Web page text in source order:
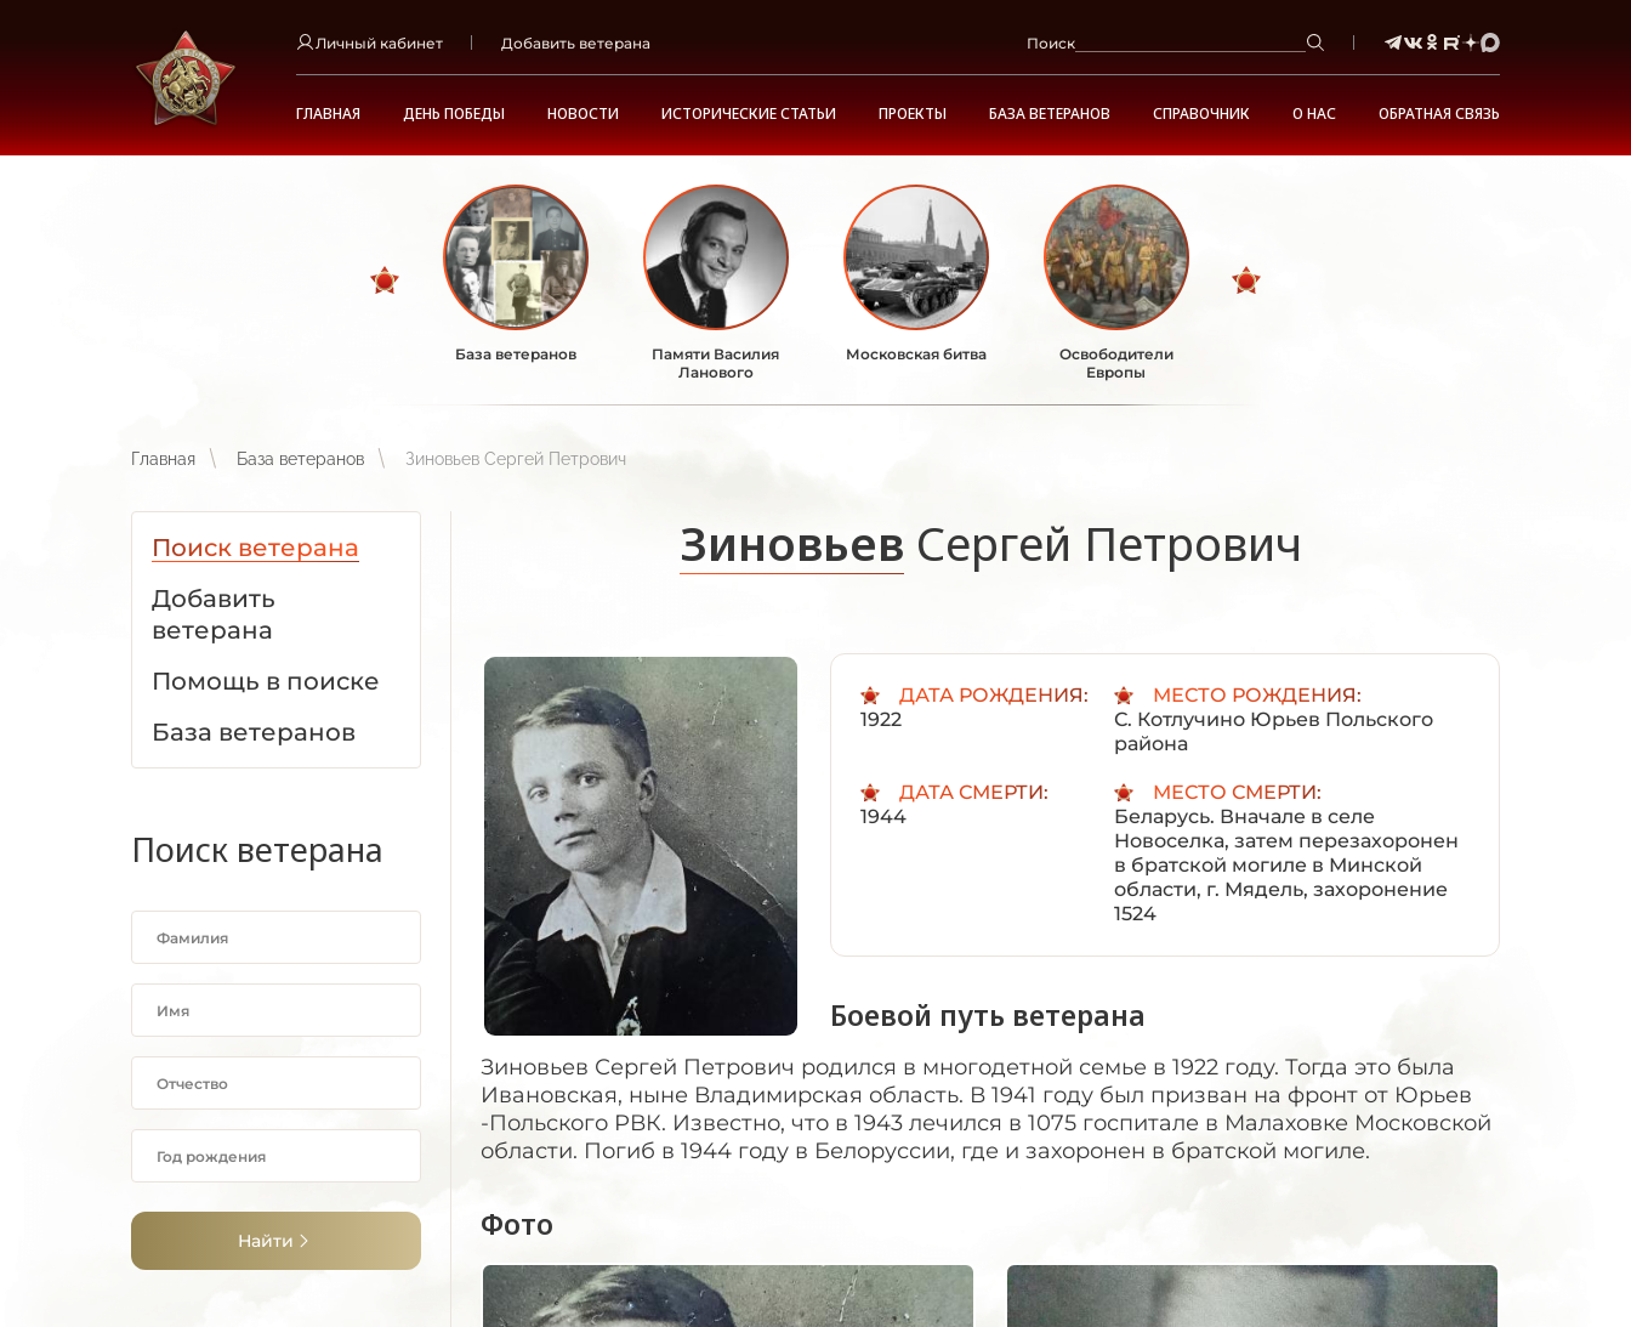
Личный кабинет Добавить ветерана Поиск
ГЛАВНАЯ ДЕНЬ ПОБЕДЫ НОВОСТИ ИСТОРИЧЕСКИЕ СТАТЬИ ПРОЕКТЫ БАЗА ВЕТЕРАНОВ СПРАВОЧНИК О НАС ОБРАТНАЯ СВЯЗЬ
База ветеранов
Памяти Василия
Ланового
Московская битва
Освободители
Европы
Главная База ветеранов Зиновьев Сергей Петрович
Поиск ветерана
Добавить
ветерана
Помощь в поиске
База ветеранов
Поиск ветерана
Найти
Зиновьев Сергей Петрович
ДАТА РОЖДЕНИЯ:
1922
МЕСТО РОЖДЕНИЯ:
С. Котлучино Юрьев Польского
района
ДАТА СМЕРТИ:
1944
МЕСТО СМЕРТИ:
Беларусь. Вначале в селе
Новоселка, затем перезахоронен
в братской могиле в Минской
области, г. Мядель, захоронение
1524
Боевой путь ветерана
Зиновьев Сергей Петрович родился в многодетной семье в 1922 году. Тогда это была
Ивановская, ныне Владимирская область. В 1941 году был призван на фронт от Юрьев
-Польского РВК. Известно, что в 1943 лечился в 1075 госпитале в Малаховке Московской
области. Погиб в 1944 году в Белоруссии, где и захоронен в братской могиле.
Фото